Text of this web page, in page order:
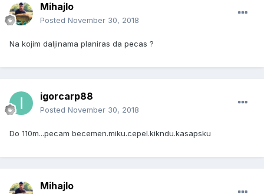
Mihajlo
Posted November 30, 2018
Na kojim daljinama planiras da pecas ?
igorcarp88
Posted November 30, 2018
Do 110m...pecam becemen.miku.cepel.kikndu.kasapsku
Mihajlo